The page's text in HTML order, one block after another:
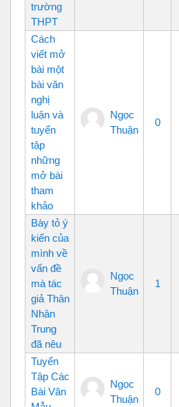
trường
THPT
Cách
viết mở
bài một
bài văn
nghị
luận và
tuyển
tập
những
mở bài
tham
khảo
Ngọc
Thuận
0
Bày tỏ ý
kiến của
mình về
vấn đề
mà tác
giả Thân
Nhân
Trung
đã nêu
Ngọc
Thuận
1
Tuyển
Tập Các
Bài Văn
Ngọc
Thuận
0